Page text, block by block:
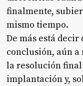
finalmente,
mismo tiempo.
De más está decir
conclusión, aún a
la resolución
implantación y,